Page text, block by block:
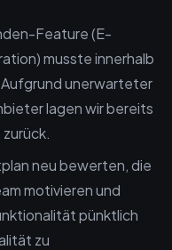
Feature (E-
musste innerhalb
unerwarteter
lagen wir bereits
neu bewerten, die
motivieren und
pünktlich
zu